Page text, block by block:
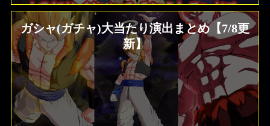
ガシャ(ガチャ)大当たり演出まとめ【7/8更
新】